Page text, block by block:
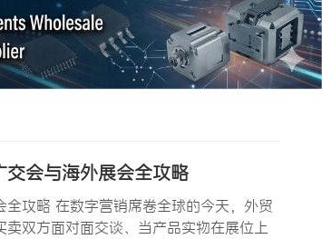
会与海外展会全攻略
攻略 在数字营销席卷全球的今天，外贸
双方面对面交谈、当产品实物在展位上